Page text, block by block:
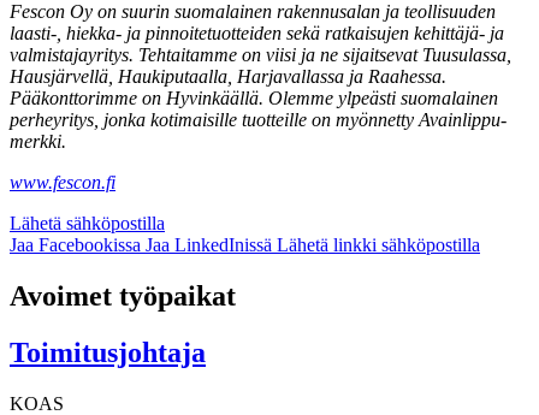
Fescon Oy on suurin suomalainen rakennusalan ja teollisuuden
laasti-, hiekka- ja pinnoitetuotteiden sekä ratkaisujen kehittäjä- ja
valmistajayritys. Tehtaitamme on viisi ja ne sijaitsevat Tuusulassa,
Hausjärvellä, Haukiputaalla, Harjavallassa ja Raahessa.
Pääkonttorimme on Hyvinkäällä. Olemme ylpeästi suomalainen
perheyritys, jonka kotimaisille tuotteille on myönnetty Avainlippu-
merkki.
www.fescon.fi
Lähetä sähköpostilla
Jaa Facebookissa Jaa LinkedInissä Lähetä linkki sähköpostilla
Avoimet työpaikat
Toimitusjohtaja
KOAS